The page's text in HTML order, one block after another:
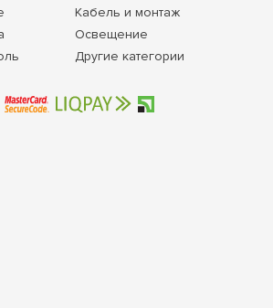
Кабель и монтаж
Освещение
Другие категории